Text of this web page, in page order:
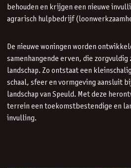
behouden en krijgen een nieuwe
agrarisch hulpbedrijf
De nieuwe woningen worden
samenhangende erven, die zorgvuldig
landschap. Zo ontstaat een
schaal, sfeer en vormgeving aansluit
landschap van Speuld. Met deze
terrein een toekomstbestendige en
invulling.